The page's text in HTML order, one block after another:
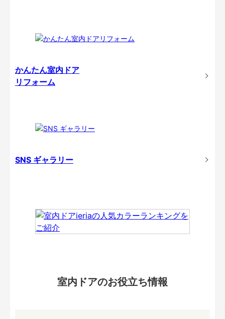
かんたん室内ドア
リフォーム
SNS ギャラリー
室内ドアのお役立ち情報